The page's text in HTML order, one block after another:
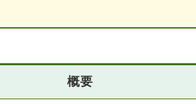
概要